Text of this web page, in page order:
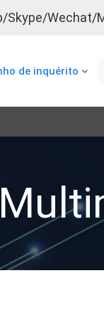
Skype/Wechat/
de inquérito